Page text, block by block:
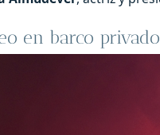
en barco